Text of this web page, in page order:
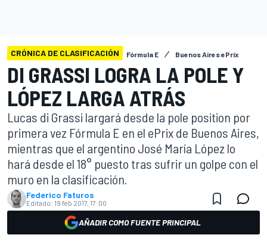
CRÓNICA DE CLASIFICACIÓN Fórmula E Buenos Aires ePrix
DI GRASSI LOGRA LA POLE Y
LÓPEZ LARGA ATRÁS
Lucas di Grassi largará desde la pole position por
primera vez Fórmula E en el ePrix de Buenos Aires,
mientras que el argentino José María López lo
hará desde el 18° puesto tras sufrir un golpe con el
muro en la clasificación.
Federico Faturos
Editado: 19 feb 2017, 17:00
AÑADIR COMO FUENTE PRINCIPAL